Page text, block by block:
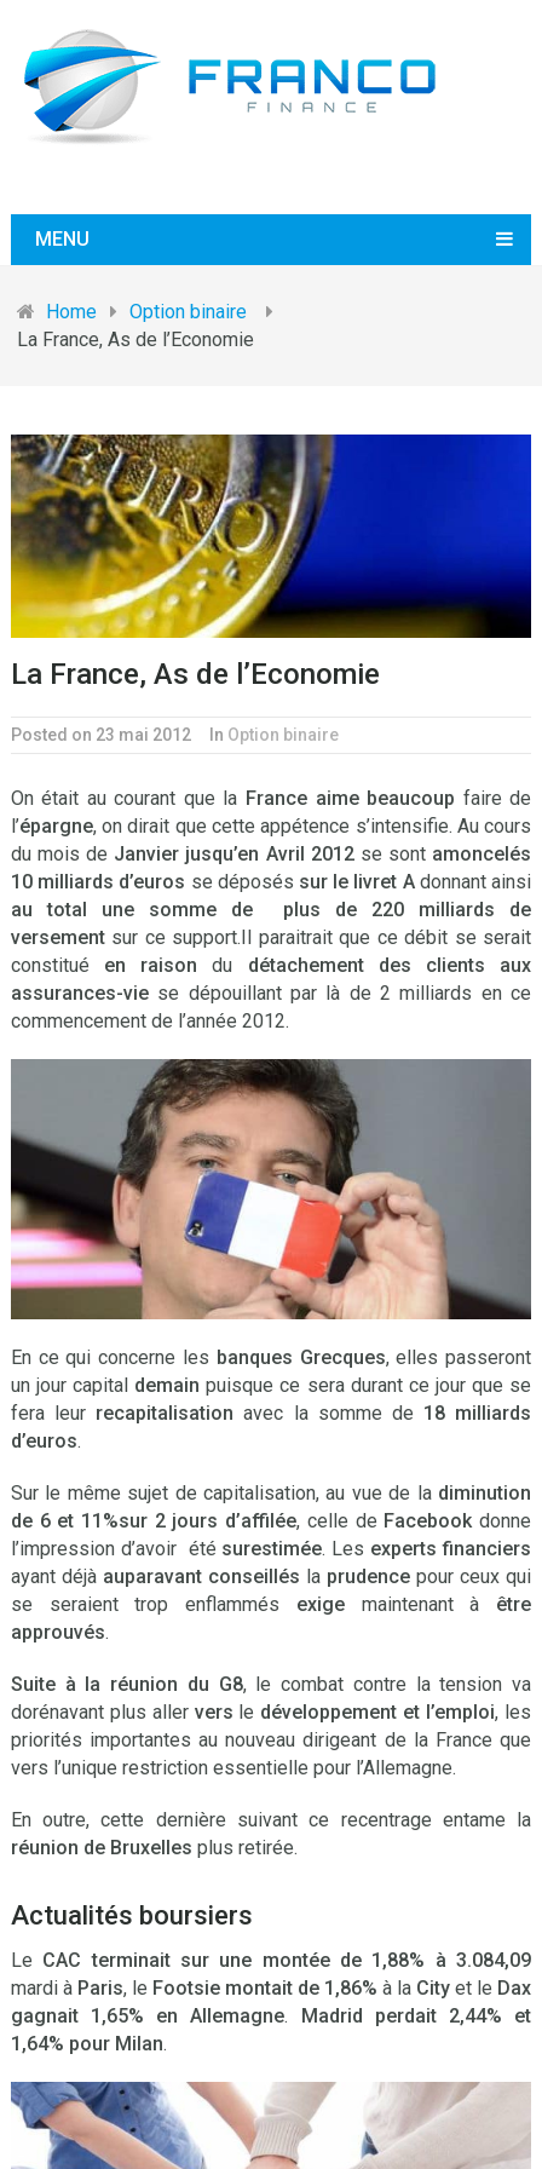
MENU
Home
Option binaire
La France, As de l’Economie
La France, As de l’Economie
Posted on 23 mai 2012 In Option binaire
On était au courant que la France aime beaucoup faire de
l’épargne, on dirait que cette appétence s’intensifie. Au cours
du mois de Janvier jusqu’en Avril 2012se sont amoncelés
10 milliards d’euros se déposés sur le livret Adonnant ainsi
au total une somme de plus de 220 milliards de
versement sur ce support.Il paraitrait que ce débit se serait
constitué en raison du détachement des clients aux
assurances-viese dépouillant par là de 2 milliards en ce
commencement de l’année 2012.
En ce qui concerne les banques Grecques, elles passeront
un jour capital demain puisque ce sera durant ce jour que se
fera leur recapitalisation avec la somme de 18 milliards
d’euros.
Sur le même sujet de capitalisation, au vue de la diminution
de 6 et 11%sur 2 jours d’affilée, celle de Facebook donne
l’impression d’avoir été surestimée. Les experts financiers
ayant déjà auparavant conseillés la prudence pour ceux qui
se seraient trop enflammés exigemaintenant à être
approuvés.
Suite à la réunion du G8, le combat contre la tension va
dorénavant plus aller vers le développement et l’emploi, les
priorités importantes au nouveau dirigeant de la France que
vers l’unique restriction essentielle pour l’Allemagne.
En outre, cette dernière suivant ce recentrage entame la
réunion de Bruxelles plus retirée.
Actualités boursiers
Le CAC terminait sur une montée de 1,88% à 3.084,09
mardi à Paris, le Footsie montait de 1,86% à la City et le Dax
gagnait 1,65% en Allemagne. Madrid perdait 2,44% et
1,64% pour Milan.